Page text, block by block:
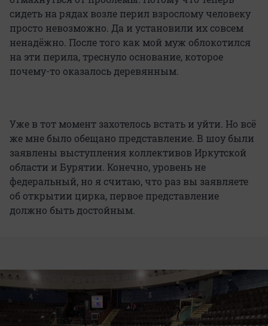
сидеть на рядах возле перил взрослому человеку
просто невозможно. Да и установили их совсем
ненадёжно. После того как мой муж облокотился
на эти перила, треснуло основание, которое
почему-то оказалось деревянным.
Уже в тот момент захотелось встать и уйти. Но всё
же мне было обещано представление. В шоу были
заявлены выступления коллективов Иркутской
области и Бурятии. Конечно, уровень не
федеральный, но я считаю, что раз вы заявляете
об открытии цирка, первое представление
должно быть достойным.